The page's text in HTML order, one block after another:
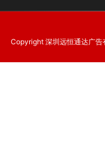
Copyright 深圳远恒通达广告